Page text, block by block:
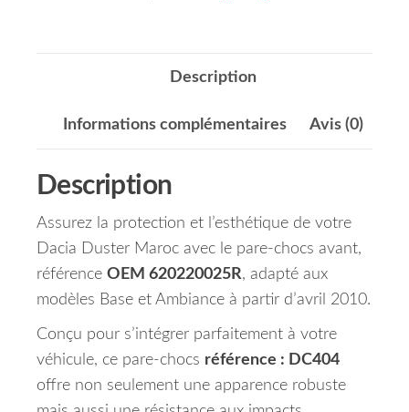
Description
Informations complémentaires Avis (0)
Description
Assurez la protection et l’esthétique de votre
Dacia Duster Maroc avec le pare-chocs avant,
référence OEM 620220025R, adapté aux
modèles Base et Ambiance à partir d’avril 2010.
Conçu pour s’intégrer parfaitement à votre
véhicule, ce pare-chocs référence : DC404
offre non seulement une apparence robuste